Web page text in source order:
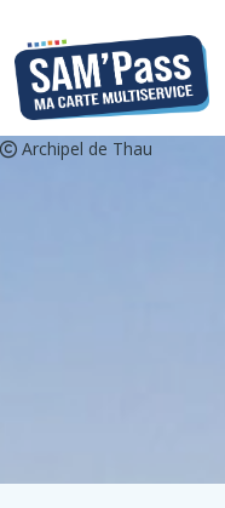
Archipel de Thau